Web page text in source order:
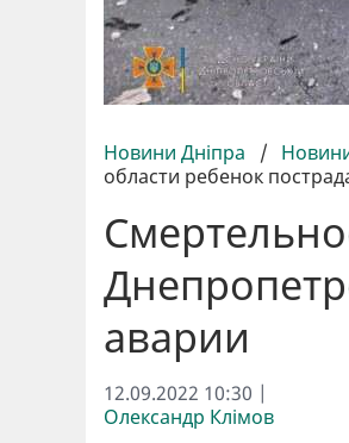
Новини Дніпра /
области ребенок
аварии
12.09.2022 10:30 |
Олександр Клімов